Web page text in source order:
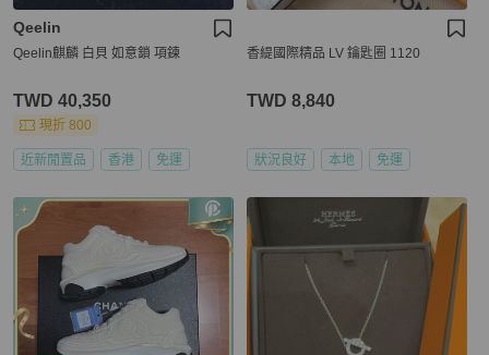
Qeelin
Qeelin麒麟 白貝 如意鎖 項鍊
TWD 40,350
現折 800
近新閒置品 香港 免運
香緹國際精品 LV 鑰匙圈 1120
TWD 8,840
狀況良好 本地 免運